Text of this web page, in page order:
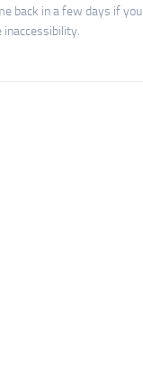
back in a few days if you
inaccessibility.